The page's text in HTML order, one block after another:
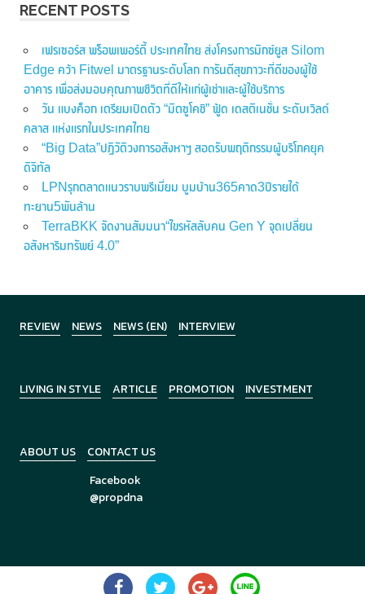
RECENT POSTS
เฟรเซอร์ส พร็อพเพอร์ตี้ ประเทศไทย ส่งโครงการมิกซ์ยูส Silom
Edge คว้า Fitwel มาตรฐานระดับโลก การันตีสุขภาวะที่ดีของผู้ใช้
อาคาร เพื่อส่งมอบคุณภาพชีวิตที่ดีให้แก่ผู้เช่าและผู้ใช้บริการ
วัน แบงค็อก เตรียมเปิดตัว “มิตซูโคชิ” ฟู้ด เดสติเนชั่น ระดับเวิลด์
คลาส แห่งแรกในประเทศไทย
“Big Data”ปฏิวัติวงการอสังหาฯ สอดรับพฤติกรรมผู้บริโภคยุค
ดิจิทัล
LPNรุกตลาดแนวราบพรีเมี่ยม บูมบ้าน365คาด3ปีรายได้
ทะยาน5พันล้าน
TerraBKK จัดงานสัมมนา“ไขรหัสลับคน Gen Y จุดเปลี่ยน
อสังหาริมทรัพย์ 4.0”
REVIEW NEWS NEWS (EN) INTERVIEW
LIVING IN STYLE ARTICLE PROMOTION INVESTMENT
ABOUT US
CONTACT US
Facebook
@propdna
Copyright © 2026PropDNAAll Rights Reserved.